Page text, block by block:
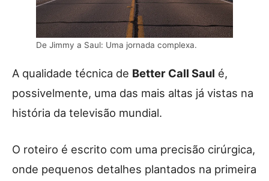
De Jimmy a Saul: Uma jornada complexa.
A qualidade técnica de Better Call Saul é,
possivelmente, uma das mais altas já vistas na
história da televisão mundial.
O roteiro é escrito com uma precisão cirúrgica,
onde pequenos detalhes plantados na primeira